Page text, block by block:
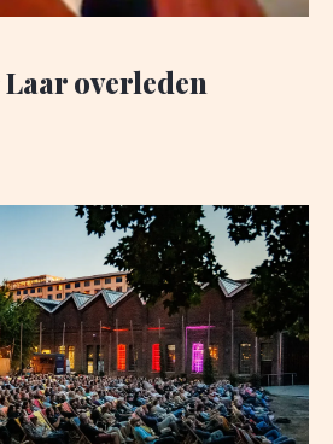
overleden